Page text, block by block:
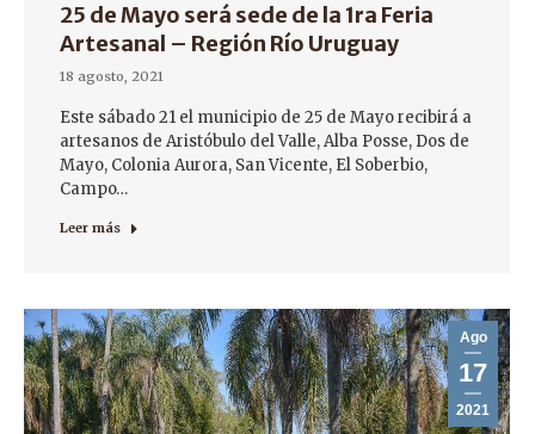
25 de Mayo será sede de la 1ra Feria
Artesanal – Región Río Uruguay
18 agosto, 2021
Este sábado 21 el municipio de 25 de Mayo recibirá a
artesanos de Aristóbulo del Valle, Alba Posse, Dos de
Mayo, Colonia Aurora, San Vicente, El Soberbio,
Campo…
Leer más
Ago
17
2021